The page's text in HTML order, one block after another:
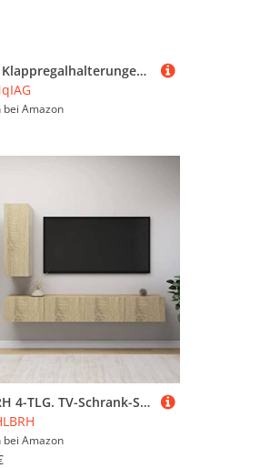
2 Stück Klappregalhalterungen, zusammenklappbare L-Tischscharniere zur Wandmontage for Bank und Tisch mit Schrauben Klappkonsole(2pcs black 8inch)
bei Amazon
KTHLBRH 4-TLG. TV-Schrank-Set Sonoma-Eiche Holzwerkstoff tv Regal tv möbel Fernseher Schrank hängeschrank
bei Amazon